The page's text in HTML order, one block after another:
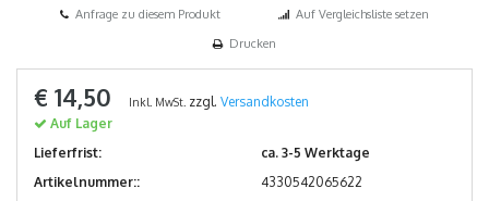
Anfrage zu diesem Produkt
Auf Vergleichsliste setzen
Drucken
€ 14,50 Inkl. MwSt. zzgl. Versandkosten
Auf Lager
Lieferfrist:
ca. 3-5 Werktage
Artikelnummer::
4330542065622